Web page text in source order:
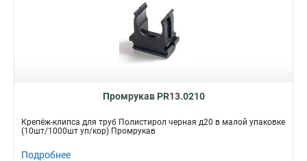
Промрукав PR13.0210
Крепёж-клипса для труб Полистирол черная д20 в малой упаковке
(10шт/1000шт уп/кор) Промрукав
Подробнее